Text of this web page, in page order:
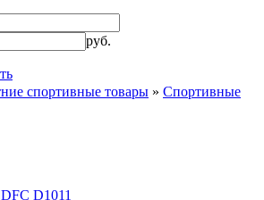
руб.
спортивные товары » Спортивные